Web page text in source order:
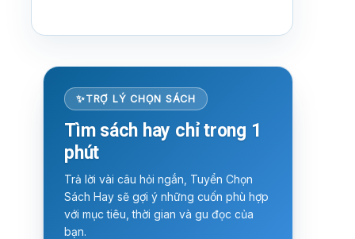
TRỢ LÝ CHỌN SÁCH
Tìm sách hay chỉ trong 1
phút
Trả lời vài câu hỏi ngắn, Tuyển Chọn
Sách Hay sẽ gợi ý những cuốn phù hợp
với mục tiêu, thời gian và gu đọc của
bạn.